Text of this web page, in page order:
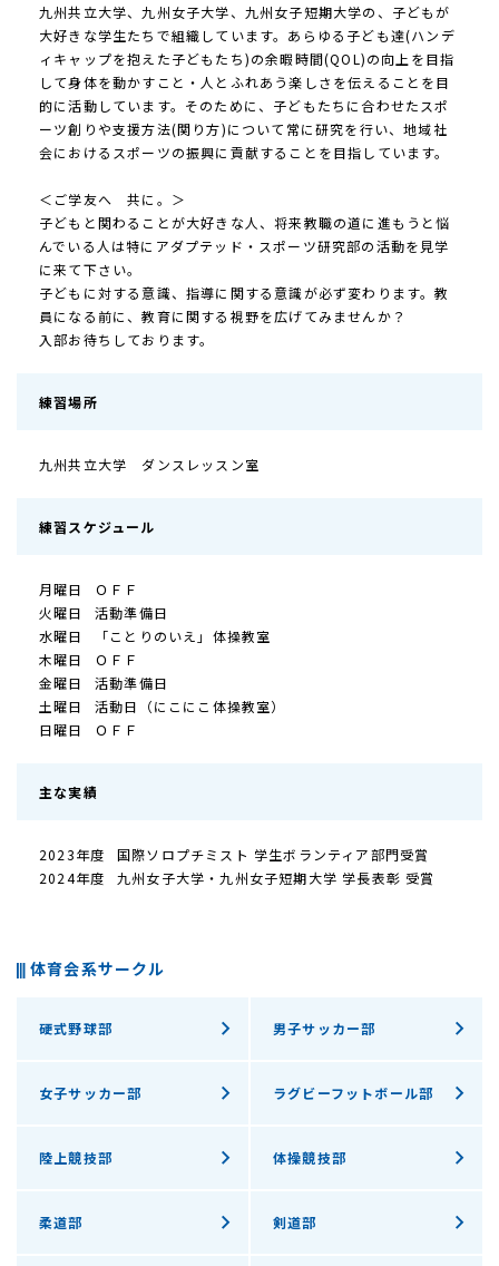
九州共立大学、九州女子大学、九州女子短期大学の、子どもが
大好きな学生たちで組織しています。あらゆる子ども達(ハンデ
ィキャップを抱えた子どもたち)の余暇時間(QOL)の向上を目指
して身体を動かすこと・人とふれあう楽しさを伝えることを目
的に活動しています。そのために、子どもたちに合わせたスポ
ーツ創りや支援方法(関り方)について常に研究を行い、地域社
会におけるスポーツの振興に貢献することを目指しています。
＜ご学友へ 共に。＞
子どもと関わることが大好きな人、将来教職の道に進もうと悩
んでいる人は特にアダプテッド・スポーツ研究部の活動を見学
に来て下さい。
子どもに対する意識、指導に関する意識が必ず変わります。教
員になる前に、教育に関する視野を広げてみませんか？
入部お待ちしております。
練習場所
九州共立大学 ダンスレッスン室
練習スケジュール
月曜日
ＯＦＦ
火曜日
活動準備日
水曜日
「ことりのいえ」体操教室
木曜日
ＯＦＦ
金曜日
活動準備日
土曜日
活動日（にこにこ体操教室）
日曜日
ＯＦＦ
主な実績
2023年度
国際ソロプチミスト 学生ボランティア部門受賞
2024年度
九州女子大学・九州女子短期大学 学長表彰 受賞
体育会系サークル
硬式野球部 男子サッカー部
女子サッカー部 ラグビーフットボール部
陸上競技部 体操競技部
柔道部 剣道部